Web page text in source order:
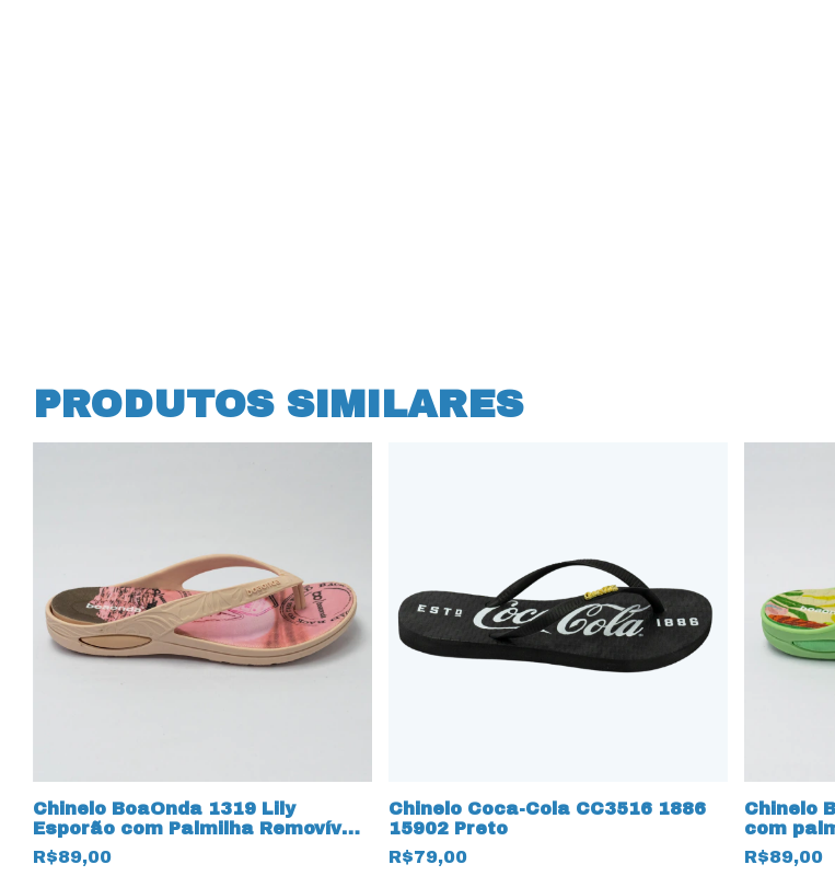
PRODUTOS SIMILARES
Chinelo BoaOnda 1319 Lily
Esporão com Palmilha Removível
Rose/Nude
R$89,00
Chinelo Coca-Cola CC3516 1886
15902 Preto
R$79,00
Chinelo
com
Verde
R$89,00